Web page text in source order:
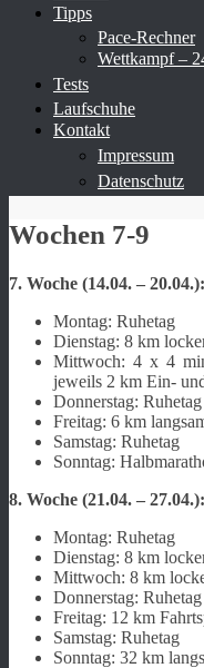
Tipps
Pace-Rechner
Wettkampf –
Tests
Laufschuhe
Kontakt
Impressum
Datenschutz
Wochen 7-9
7. Woche (14.04. – 20.04.):
Montag: Ruhetag
Dienstag: 8 km
Mittwoch: 4 x 4
jeweils 2 km Ein-
Donnerstag: Ruhetag
Freitag: 6 km
Samstag: Ruhetag
Sonntag:
8. Woche (21.04. – 27.04.):
Montag: Ruhetag
Dienstag: 8 km
Mittwoch: 8 km
Donnerstag: Ruhetag
Freitag: 12 km
Samstag: Ruhetag
Sonntag: 32 km